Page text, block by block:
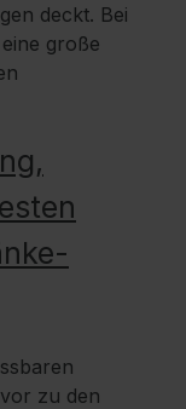
deckt. Bei
große
zu den